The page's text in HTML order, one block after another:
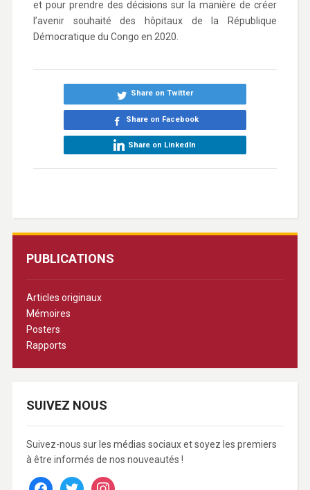
PUBLICATIONS
Articles originaux
Mémoires
Posters
Rapports
SUIVEZ NOUS
Suivez-nous sur les médias sociaux et soyez les premiers
à être informés de nos nouveautés !
facebooktwitter instagram
et pour prendre des décisions sur la manière de créer
l’avenir souhaité des hôpitaux de la République
Démocratique du Congo en 2020.
Share on Twitter
Share on Facebook
Share on LinkedIn